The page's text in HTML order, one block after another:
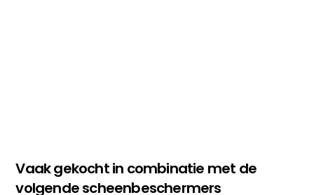
Vaak gekocht in combinatie met de
volgende scheenbeschermers